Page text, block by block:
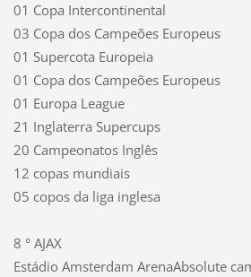
01 Copa Intercontinental
03 Copa dos Campeões Europeus
01 Supercota Europeia
01 Copa dos Campeões Europeus
01 Europa League
21 Inglaterra Supercups
20 Campeonatos Inglês
12 copas mundiais
05 copos da liga inglesa
8 ° AJAX
Estádio Amsterdam ArenaAbsolute